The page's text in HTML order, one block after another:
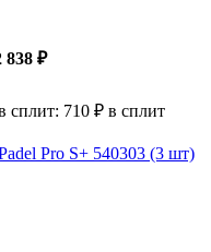
838 ₽
сплит: 710 ₽ в сплит
Pro S+ 540303 (3 шт)